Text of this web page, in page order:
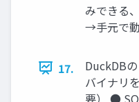
みできる
→手元で
17.
DuckDB
バイナリ
要） ●